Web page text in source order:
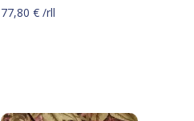
77,80€ /rll